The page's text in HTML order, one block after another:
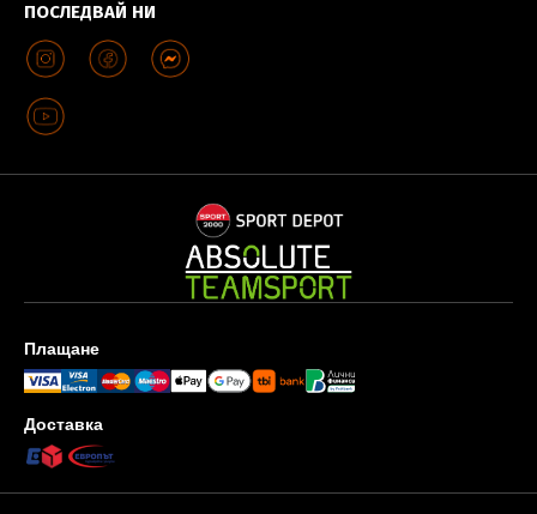
ПОСЛЕДВАЙ НИ
Плащане
Доставка